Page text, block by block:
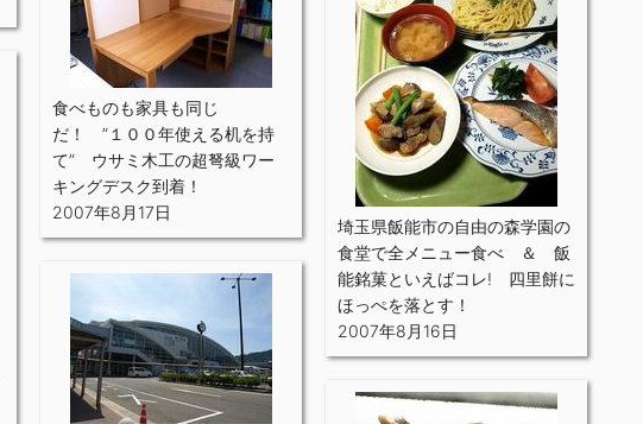
食べものも家具も同じ
だ！ ”１００年使える机を持
て” ウサミ木工の超弩級ワー
キングデスク到着！
2007年8月17日
埼玉県飯能市の自由の森学園の
食堂で全メニュー食べ ＆ 飯
能銘菓といえばコレ! 四里餅に
ほっぺを落とす！
2007年8月16日